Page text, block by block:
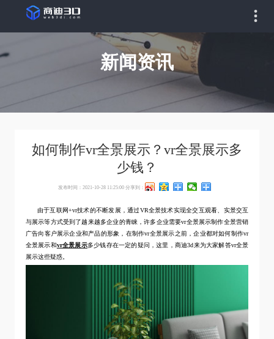
新闻资讯
如何制作vr全景展示？vr全景展示多
少钱？
发布时间：2021-10-28 11:25:00分享到：
由于互联网+vr技术的不断发展，通过VR全景技术实现全交互观看、实景交互
与展示等方式受到了越来越多企业的青睐，许多企业需要vr全景展示制作全景营销
广告向客户展示企业和产品的形象，在制作vr全景展示之前，企业都对如何制作vr
全景展示和vr全景展示多少钱存在一定的疑问，这里，商迪3d来为大家解答vr全景
展示这些疑惑。